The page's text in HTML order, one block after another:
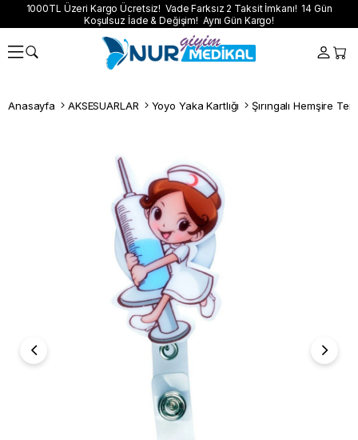
1000TL Üzeri Kargo Ücretsiz! Vade Farksız 2 Taksit İmkanı! 14 Gün
Koşulsuz İade & Değişim! Aynı Gün Kargo!
Anasayfa AKSESUARLAR Yoyo Yaka Kartlığı Şırıngalı Hemşire